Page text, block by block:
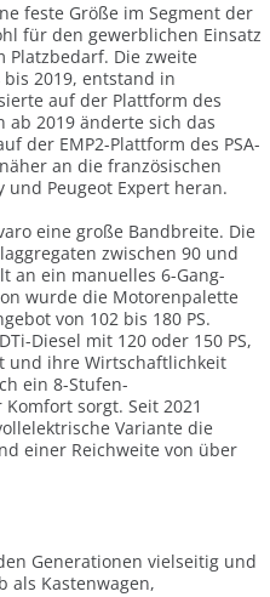
feste Größe im Segment der
für den gewerblichen Einsatz
Die zweite
2019, entstand in
auf der Plattform des
2019 änderte sich das
der EMP2-Plattform des PSA-
an die französischen
und Peugeot Expert heran.
eine große Bandbreite. Die
zwischen 90 und
an ein manuelles 6-Gang-
wurde die Motorenpalette
von 102 bis 180 PS.
Diesel mit 120 oder 150 PS,
und ihre Wirtschaftlichkeit
ein 8-Stufen-
sorgt. Seit 2021
Variante die
einer Reichweite von über
Generationen vielseitig und
als Kastenwagen,